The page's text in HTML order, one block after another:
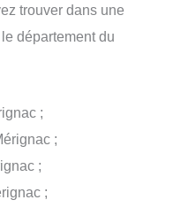
trouver dans une
département du
;
;
;
;